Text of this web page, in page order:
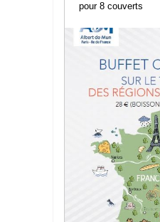
pour 8 couverts